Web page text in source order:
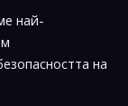
най-
на